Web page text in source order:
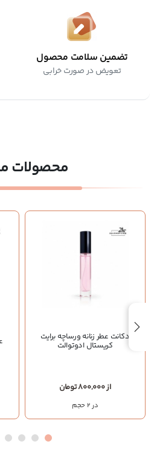
تضمین سلامت محصول
تعویض در صورت خرابی
محصولات
دکانت عطر زنانه ورساچه برایت
کریستال ادوتوالت
از 800,000 تومان
در 2 حجم